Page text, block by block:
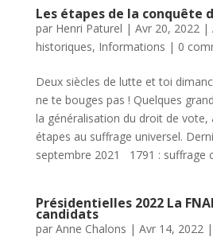
Les étapes de la conquête
par Henri Paturel | Avr 20, 2022|
historiques, Informations | 0
Deux siècles de lutte et toi
ne te bouges pas ! Quelques
la généralisation du droit de vote,
étapes au suffrage universel.
septembre 2021 1791 : suffrage
Présidentielles 2022 La
candidats
par Anne Chalons | Avr 14, 2022|